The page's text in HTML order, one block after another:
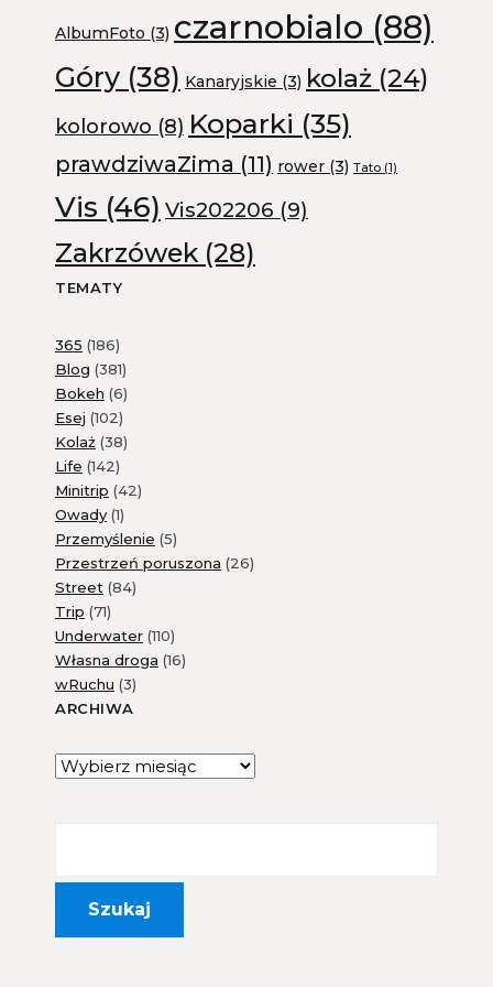
AlbumFoto (3) czarnobialo (88)
Góry (38) Kanaryjskie (3) kolaż (24)
kolorowo (8) Koparki (35)
prawdziwaZima (11) rower (3) Tato (1)
Vis (46) Vis202206 (9)
Zakrzówek(28)
TEMATY
365 (186)
Blog (381)
Bokeh (6)
Esej (102)
Kolaż (38)
Life (142)
Minitrip (42)
Owady (1)
Przemyślenie (5)
Przestrzeń poruszona (26)
Street (84)
Trip (71)
Underwater (110)
Własna droga (16)
wRuchu (3)
ARCHIWA